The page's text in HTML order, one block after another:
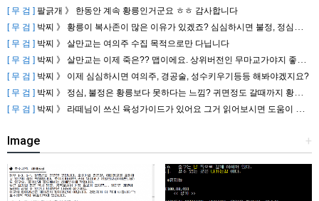
[ 무 검 ] 팔긁개 》 한동안 계속 황릉인거군요 ㅎㅎ 감사합니다
[ 무 검 ] 박찌 》 황릉이 복사존이 많은 이유가 있겠죠? 심심하시면 불정, 정심도 복사존이 많으니 돌아다녀 보세요
[ 무 검 ] 박찌 》 살만교는 여의주 수집 목적으로만 다닙니다
[ 무 검 ] 박찌 》 살만교는 이제 죽은?? 맵이에요. 상위버전인 무마교가야지 좋아요
[ 무 검 ] 박찌 》 이제 심심하시면 여의주, 경공술, 성수키우기등등 해봐야겠지요?
[ 무 검 ] 박찌 》 정심, 불정은 황릉보다 못하다는 느낌? 귀면정도 갈때까지 황릉 아닐까요?
[ 무 검 ] 박찌 》 라떼님이 쓰신 육성가이드가 있어요 그거 읽어보시면 도움이 많이 됩니다
+
Image